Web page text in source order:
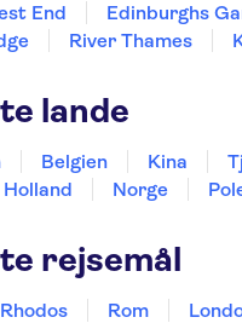
End
Edinburghs
River Thames
lande
Belgien Kina
Holland Norge
rejsemål
Rhodos Rom